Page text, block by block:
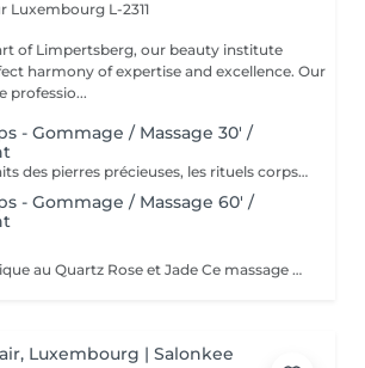
Luxembourg L-2311
of Limpertsberg, our beauty institute
harmony of expertise and excellence. Our
professio...
- Gommage / Massage 30' /
Inspirés des bienfaits des pierres précieuses, les rituels corps Gemology associent techniques de massage expertes et actifs minéraux pour offrir un moment de détente absolue. Chaque soin est conçu pour rééquilibrer, hydrater, raffermir ou détoxifier la peau, tout en apaisant le corps et l'esprit. Une expérience sensorielle unique, où luxe et efficacité se rencontrent pour révéler l'éclat naturel de votre peau.
- Gommage / Massage 60' /
-Massage Énergétique au Quartz Rose et Jade Ce massage unique associe la puissance vibratoire des pierres précieuses à des manuvres profondes et relaxantes. Grâce au quartz rose et au jade, il rééquilibre les énergies, relâche les tensions et réveille l'éclat intérieur. Un véritable soin holistique, pour le corps et l'esprit. -Massage Ressourçant Future Maman Spécialement conçu pour accompagner la femme enceinte en douceur, ce massage soulage les tensions, améliore la circulation et procure une profonde sensation de bien-être. Réalisé avec des mouvements enveloppants et des produits adaptés, il offre un moment précieux de connexion avec soi et avec bébé.